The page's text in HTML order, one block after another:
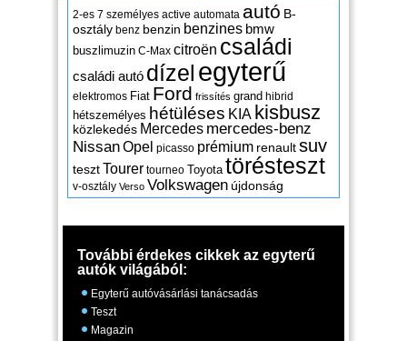
2-es 7 személyes active automata autó B-
osztály benz benzin benzines bmw
buszlimuzin C-Max citroën családi
családi autó dízel egyterű
elektromos Fiat Ford frissítés grand hibrid
hétszemélyes hétüléses KIA kisbusz
közlekedés Mercedes mercedes-benz
NissanOpel picasso prémium renaultsuv
tesztTourer tourneo Toyota törésteszt
v-osztály Verso Volkswagen újdonság
További érdekes cikkek az egyterű
autók világából:
Egyterű autóvásárlási tanácsadás
Teszt
Magazin